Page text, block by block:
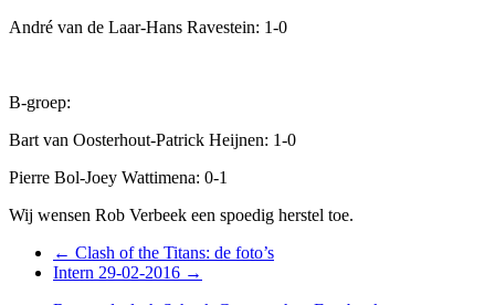
André van de Laar-Hans Ravestein: 1-0
B-groep:
Bart van Oosterhout-Patrick Heijnen: 1-0
Pierre Bol-Joey Wattimena: 0-1
Wij wensen Rob Verbeek een spoedig herstel toe.
← Clash of the Titans: de foto’s
Intern 29-02-2016 →